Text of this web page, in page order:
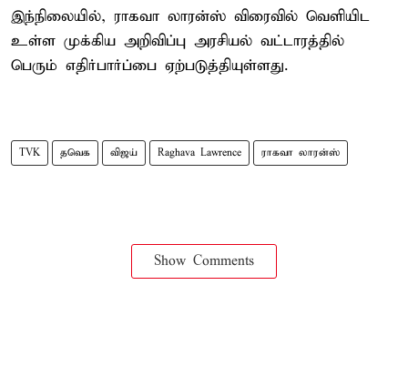
இந்நிலையில், ராகவா லாரன்ஸ் விரைவில் வெளியிட
உள்ள முக்கிய அறிவிப்பு அரசியல் வட்டாரத்தில்
பெரும் எதிர்பார்ப்பை ஏற்படுத்தியுள்ளது.
TVK தவெக விஜய் Raghava Lawrence ராகவா லாரன்ஸ்
Show Comments